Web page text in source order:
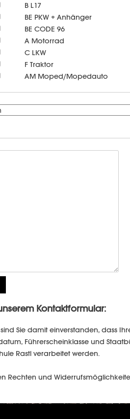
B L17
BE PKW + Anhänger
BE CODE 96
A Motorrad
C LKW
F Traktor
AM Moped/Mopedauto
Kontaktformular:
Sie damit einverstanden, dass
Führerscheinklasse und
Rastl verarbeitet werden.
Rechten und